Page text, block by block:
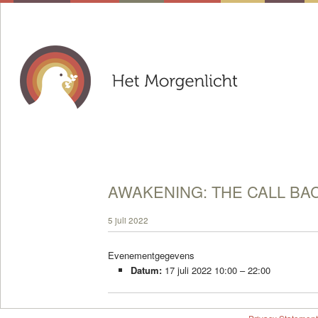
AWAKENING: THE CALL
5 juli 2022
Evenementgegevens
Datum: 17 juli 2022 10:00 –22:00